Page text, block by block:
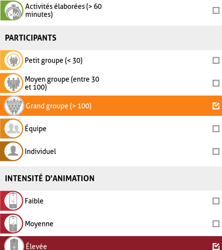
Activités élaborées (> 60
minutes)
PARTICIPANTS
Petit groupe (< 30)
Moyen groupe (entre 30
et 100)
Grand groupe (> 100)
Équipe
Individuel
INTENSITÉ D'ANIMATION
Faible
Moyenne
Élevée